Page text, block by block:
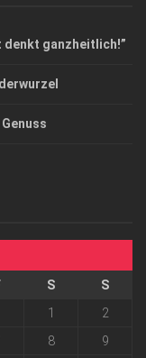
denkt ganzheitlich!”
S
S
1
2
8 9